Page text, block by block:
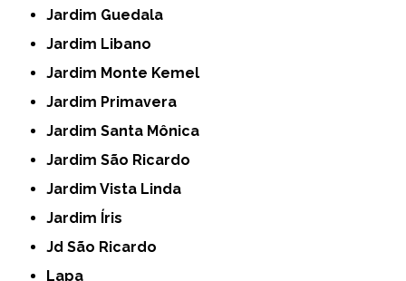
Jardim Guedala
Jardim Libano
Jardim Monte Kemel
Jardim Primavera
Jardim Santa Mônica
Jardim São Ricardo
Jardim Vista Linda
Jardim Íris
Jd São Ricardo
Lapa